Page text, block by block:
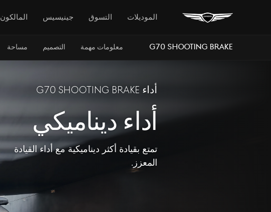
الموديلات التسوق جينيسيس المالكون
G70 Shooting Brake معلومات مهمة التصميم مساحة
أداء G70 Shooting Brake
أداء ديناميكي
تمتع بقيادة أكثر ديناميكية مع أداء القيادة
المعزز.